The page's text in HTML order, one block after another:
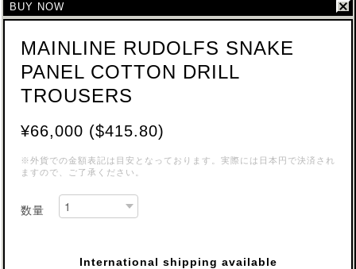
BUY NOW
MAINLINE RUDOLFS SNAKE
PANEL COTTON DRILL
TROUSERS
¥66,000 ($415.80)
※外貨での金額表記は目安となっております。実際には日本円で決済され
ますので、ご了承ください。
数量
International shipping available